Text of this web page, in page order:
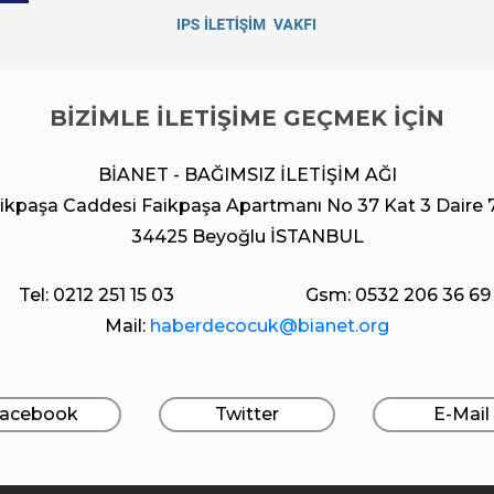
BİZİMLE İLETİŞİME GEÇMEK İÇİN
BİANET - BAĞIMSIZ İLETİŞİM AĞI
Caddesi Faikpaşa Apartmanı No 37 Kat 3 Daire
34425 Beyoğlu İSTANBUL
Tel: 0212 251 15 03
Gsm: 0532 206 36 69
Mail: haberdecocuk@bianet.org
Twitter E-Mail